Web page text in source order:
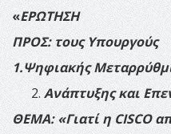
«ΕΡΩΤΗΣΗ
ΠΡΟΣ: τους Υπουργούς
1.Ψηφιακής
Ανάπτυξης και
ΘΕΜΑ: «Γιατί η CISCO